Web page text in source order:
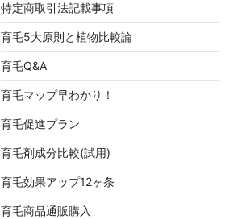
特定商取引法記載事項
育毛5大原則と植物比較論
育毛Q&A
育毛マップ早わかり！
育毛促進プラン
育毛剤成分比較(試用)
育毛効果アップ12ヶ条
育毛商品通販購入